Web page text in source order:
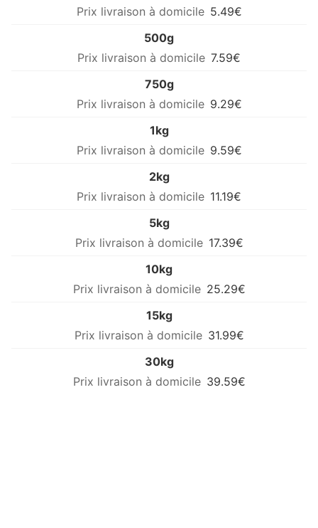
5.49€
500g
7.59€
750g
9.29€
1kg
9.59€
2kg
11.19€
5kg
17.39€
10kg
25.29€
15kg
31.99€
30kg
39.59€